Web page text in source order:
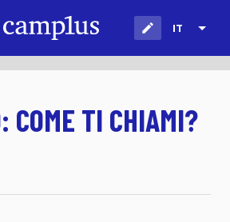
IT
COME TI CHIAMI?